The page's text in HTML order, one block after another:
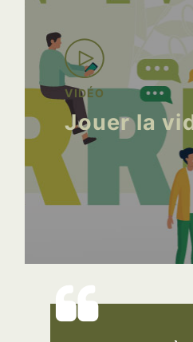
VIDÉO
Jouer la